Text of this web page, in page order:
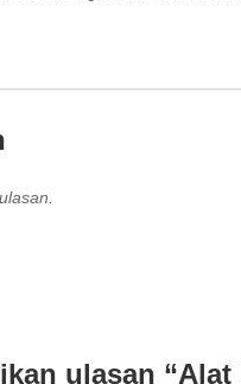
ulasan